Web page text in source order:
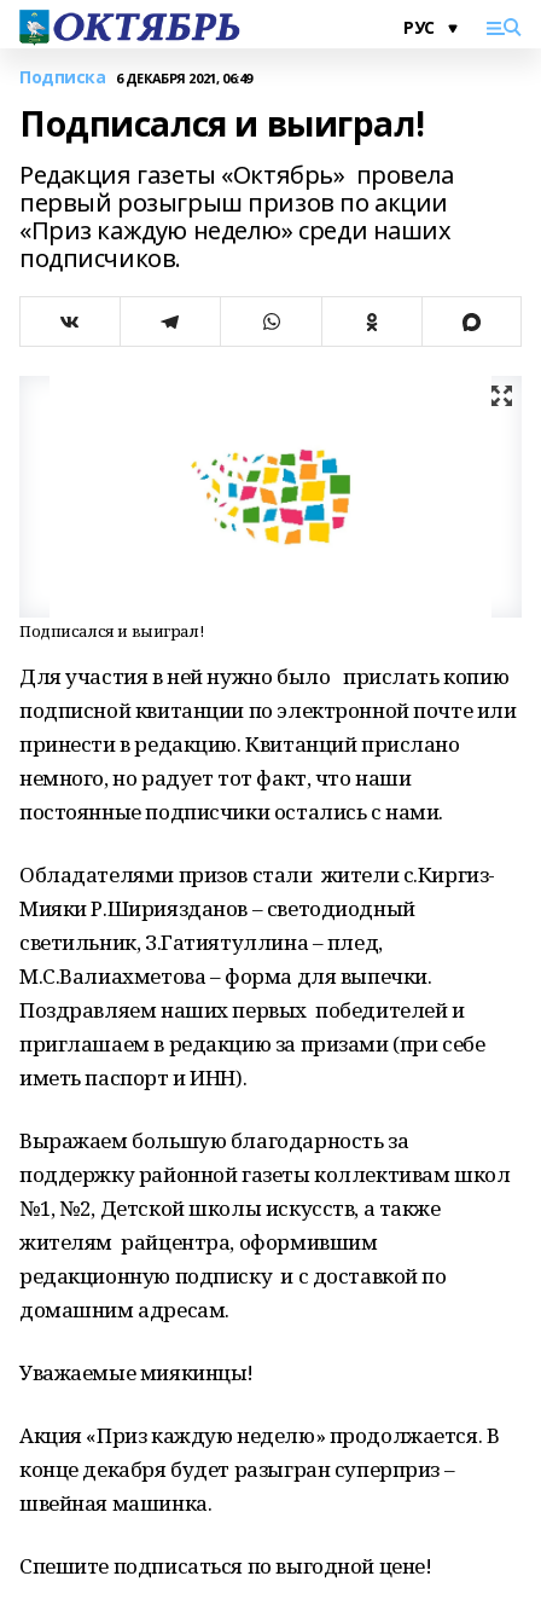
Подписка 6 ДЕКАБРЯ 2021, 06:49
Подписался и выиграл!
Редакция газеты «Октябрь» провела
первый розыгрыш призов по акции
«Приз каждую неделю» среди наших
подписчиков.
Подписался и выиграл!
Для участия в ней нужно было прислать копию
подписной квитанции по электронной почте или
принести в редакцию. Квитанций прислано
немного, но радует тот факт, что наши
постоянные подписчики остались с нами.
Обладателями призов стали жители с.Киргиз-
Мияки Р.Шириязданов – светодиодный
светильник, З.Гатиятуллина – плед,
М.С.Валиахметова – форма для выпечки.
Поздравляем наших первых победителей и
приглашаем в редакцию за призами (при себе
иметь паспорт и ИНН).
Выражаем большую благодарность за
поддержку районной газеты коллективам школ
№1, №2, Детской школы искусств, а также
жителям райцентра, оформившим
редакционную подписку и с доставкой по
домашним адресам.
Уважаемые миякинцы!
Акция «Приз каждую неделю» продолжается. В
конце декабря будет разыгран суперприз –
швейная машинка.
Спешите подписаться по выгодной цене!